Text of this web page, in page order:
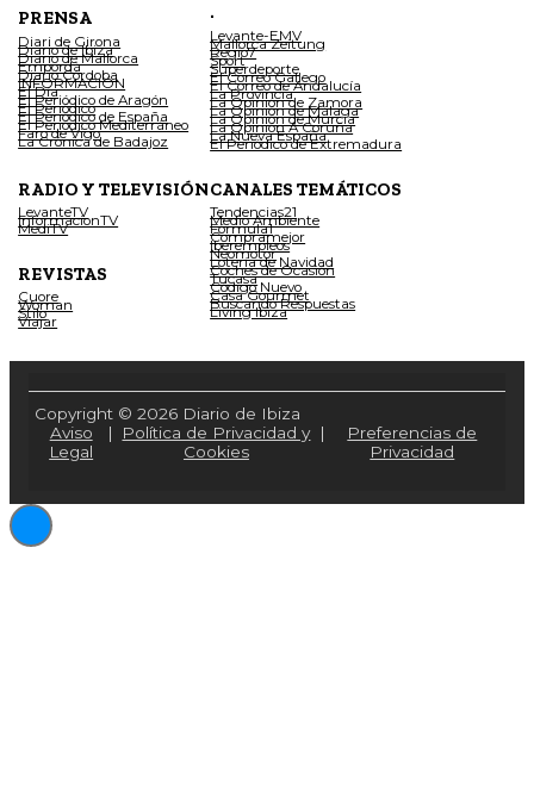
PRENSA
Diari de Girona
Diario de Ibiza
Diario de Mallorca
Empordà
Diario Córdoba
INFORMACIÓN
El Día
El Periódico de Aragón
El Periódico
El Periódico de España
El Periódico Mediterráneo
Faro de Vigo
La Crónica de Badajoz
.
Levante-EMV
Mallorca Zeitung
Regio7
Sport
Superdeporte
El Correo Gallego
El Correo de Andalucía
La Provincia
La Opinión de Zamora
La Opinión de Málaga
La Opinión de Murcia
La Opinión A Coruña
La Nueva España
El Periódico de Extremadura
RADIO Y TELEVISIÓN
LevanteTV
InformacionTV
MediTV
REVISTAS
Cuore
Woman
Stilo
Viajar
CANALES TEMÁTICOS
Tendencias21
Medio Ambiente
Fórmula1
Compramejor
Iberempleos
Neomotor
Lotería de Navidad
Coches de Ocasión
Tucasa
Código Nuevo
Casa Gourmet
Buscando Respuestas
Living Ibiza
Copyright © 2026 Diario de Ibiza
Aviso
Legal
|
Política de Privacidad y
Cookies
|
Preferencias de
Privacidad